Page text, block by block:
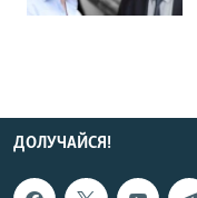
ДОЛУЧАЙСЯ!